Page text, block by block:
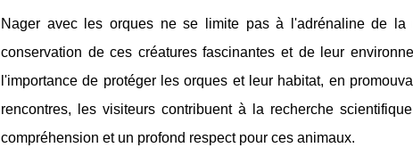
Nager avec les orques ne se limite pas à l'adrénaline de
conservation de ces créatures fascinantes et de leur
l'importance de protéger les orques et leur habitat, en
rencontres, les visiteurs contribuent à la recherche
compréhension et un profond respect pour ces animaux.